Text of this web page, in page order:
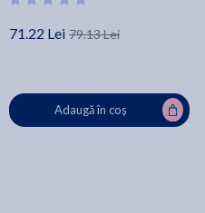
71.22 Lei 79.13 Lei
Adaugă în coș